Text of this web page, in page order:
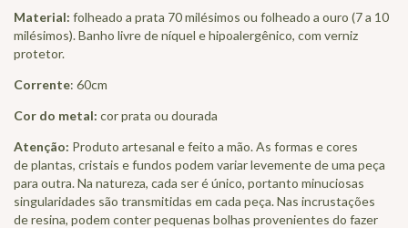
Material: folheado a prata 70 milésimos ou folheado a ouro (7 a 10
milésimos). Banho livre de níquel e hipoalergênico, com verniz
protetor.
Corrente: 60cm
Cor do metal: cor prata ou dourada
Atenção: Produto artesanal e feito a mão. As formas e cores
de plantas, cristais e fundos podem variar levemente de uma peça
para outra. Na natureza, cada ser é único, portanto minuciosas
singularidades são transmitidas em cada peça. Nas incrustações
de resina, podem conter pequenas bolhas provenientes do fazer